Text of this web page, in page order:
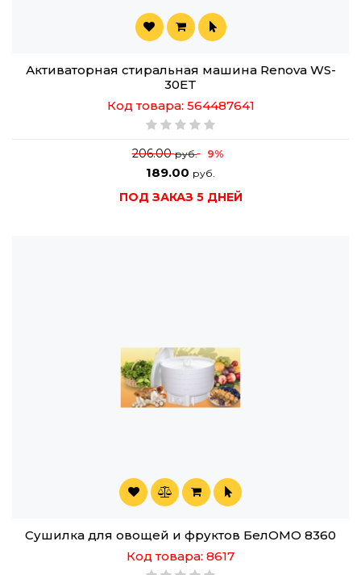
Активаторная стиральная машина Renova WS-
30ET
Код товара: 564487641
206.00руб. 9%
189.00 руб.
ПОД ЗАКАЗ 5 ДНЕЙ
Сушилка для овощей и фруктов БелОМО 8360
Код товара: 8617